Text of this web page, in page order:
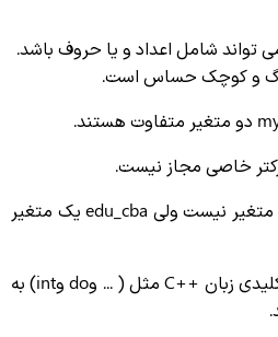
تواند شامل اعداد و یا حروف باشد.
و کوچک حساس است.
به عنوان مثال: edu cba یک متغیر نیست ولی edu_cba یک متغیر
زبان C++
مثل ( ... وdo وint) به